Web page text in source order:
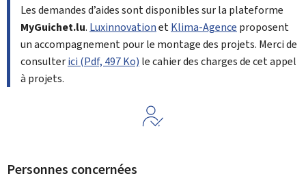
Les demandes d’aides sont disponibles sur la plateforme
MyGuichet.lu. LuxinnovationetKlima-Agence proposent
un accompagnement pour le montage des projets. Merci de
consulterici (Pdf, 497 Ko) le cahier des charges de cet appel
à projets.
Personnes concernées